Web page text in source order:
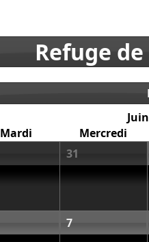
Refuge
Juin
Mardi
Mercredi
31
7